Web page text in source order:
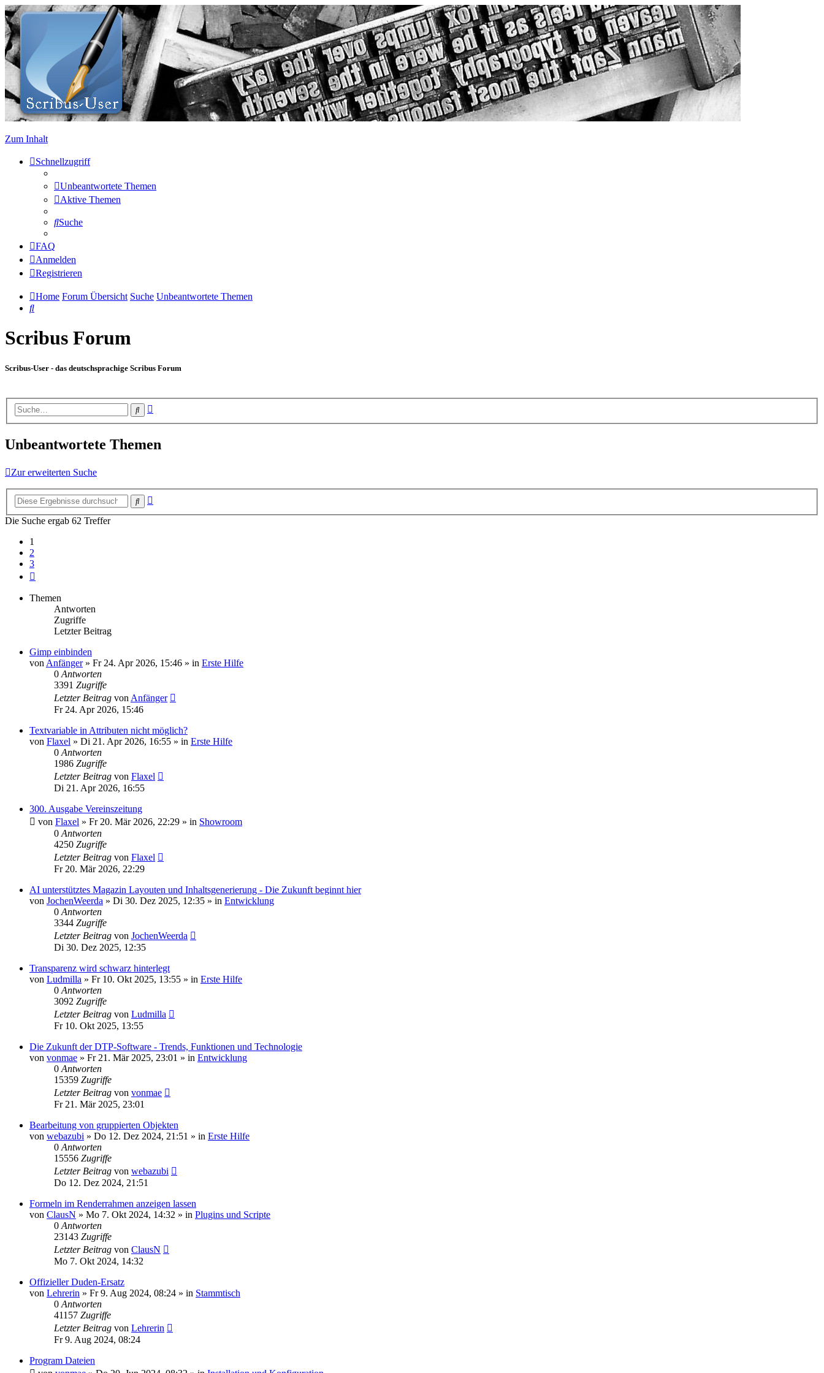
Zum Inhalt
Schnellzugriff
Unbeantwortete Themen
Aktive Themen
Suche
FAQ
Anmelden
Registrieren
Home Forum Übersicht Suche Unbeantwortete Themen
Suche
Scribus Forum
Scribus-User - das deutschsprachige Scribus Forum
Suche
Unbeantwortete Themen
Zur erweiterten Suche
Suche
Die Suche ergab 62 Treffer
1
2
3
Themen
Antworten
Zugriffe
Letzter Beitrag
Gimp einbinden
von Anfänger» Fr 24. Apr 2026, 15:46 » in Erste Hilfe
0 Antworten
3391 Zugriffe
Letzter Beitrag von Anfänger
Fr 24. Apr 2026, 15:46
Textvariable in Attributen nicht möglich?
von Flaxel » Di 21. Apr 2026, 16:55 » in Erste Hilfe
0 Antworten
1986 Zugriffe
Letzter Beitrag von Flaxel
Di 21. Apr 2026, 16:55
300. Ausgabe Vereinszeitung
von Flaxel » Fr 20. Mär 2026, 22:29 » in Showroom
0 Antworten
4250 Zugriffe
Letzter Beitrag von Flaxel
Fr 20. Mär 2026, 22:29
AI unterstütztes Magazin Layouten und Inhaltsgenerierung - Die Zukunft beginnt hier
von JochenWeerda » Di 30. Dez 2025, 12:35 » in Entwicklung
0 Antworten
3344 Zugriffe
Letzter Beitrag von JochenWeerda
Di 30. Dez 2025, 12:35
Transparenz wird schwarz hinterlegt
von Ludmilla » Fr 10. Okt 2025, 13:55 » in Erste Hilfe
0 Antworten
3092 Zugriffe
Letzter Beitrag von Ludmilla
Fr 10. Okt 2025, 13:55
Die Zukunft der DTP-Software - Trends, Funktionen und Technologie
von vonmae » Fr 21. Mär 2025, 23:01 » in Entwicklung
0 Antworten
15359 Zugriffe
Letzter Beitrag von vonmae
Fr 21. Mär 2025, 23:01
Bearbeitung von gruppierten Objekten
von webazubi » Do 12. Dez 2024, 21:51 » in Erste Hilfe
0 Antworten
15556 Zugriffe
Letzter Beitrag von webazubi
Do 12. Dez 2024, 21:51
Formeln im Renderrahmen anzeigen lassen
von ClausN » Mo 7. Okt 2024, 14:32 » in Plugins und Scripte
0 Antworten
23143 Zugriffe
Letzter Beitrag von ClausN
Mo 7. Okt 2024, 14:32
Offizieller Duden-Ersatz
von Lehrerin » Fr 9. Aug 2024, 08:24 » in Stammtisch
0 Antworten
41157 Zugriffe
Letzter Beitrag von Lehrerin
Fr 9. Aug 2024, 08:24
Program Dateien